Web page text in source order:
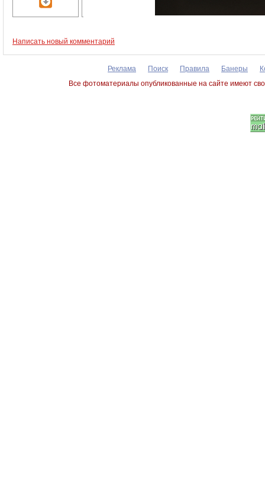
Написать новый комментарий
Реклама Поиск Правила Банеры
Все фотоматериалы опубликованные на сайте имеют